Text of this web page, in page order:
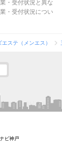
・受付状況と異な
・受付状況につい
ステ（メンエス）
ビ神戸